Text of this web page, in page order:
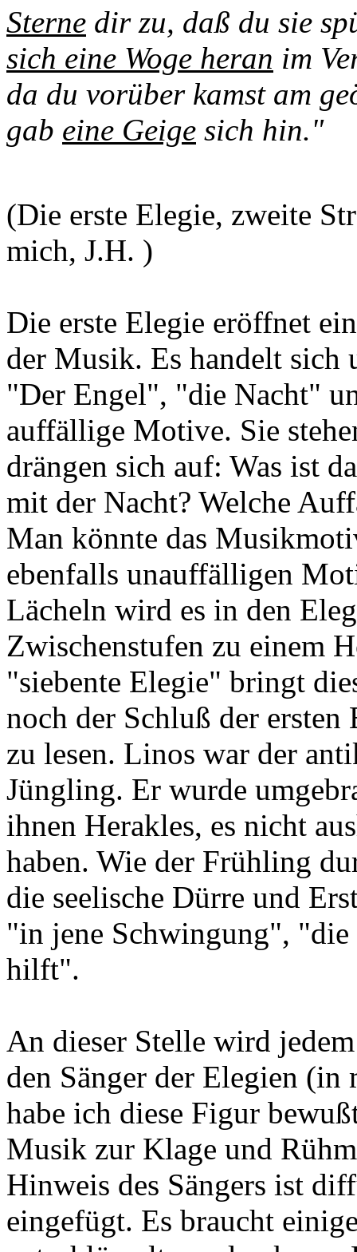
Sterne dir zu, daß du sie
sich eine Woge heran im
da du vorüber kamst am
gab eine Geige sich hin."
(Die erste Elegie, zweite
mich, J.H. )
Die erste Elegie eröffnet
der Musik. Es handelt
"Der Engel", "die Nacht"
auffällige Motive. Sie
drängen sich auf: Was ist
mit der Nacht? Welche
Man könnte das
ebenfalls unauffälligen
Lächeln wird es in den
Zwischenstufen zu einem
"siebente Elegie" bringt
noch der Schluß der
zu lesen. Linos war der
Jüngling. Er wurde
ihnen Herakles, es nicht
haben. Wie der Frühling
die seelische Dürre und
"in jene Schwingung",
hilft".
An dieser Stelle wird
den Sänger der Elegien
habe ich diese Figur
Musik zur Klage und
Hinweis des Sängers ist
eingefügt. Es braucht